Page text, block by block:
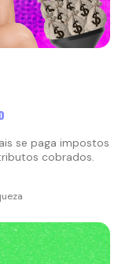
se paga impostos
cobrados.